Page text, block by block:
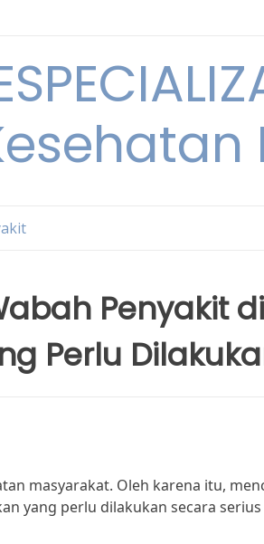
Penyakit di
Perlu
masyarakat. Oleh karena itu,
yang perlu dilakukan secara